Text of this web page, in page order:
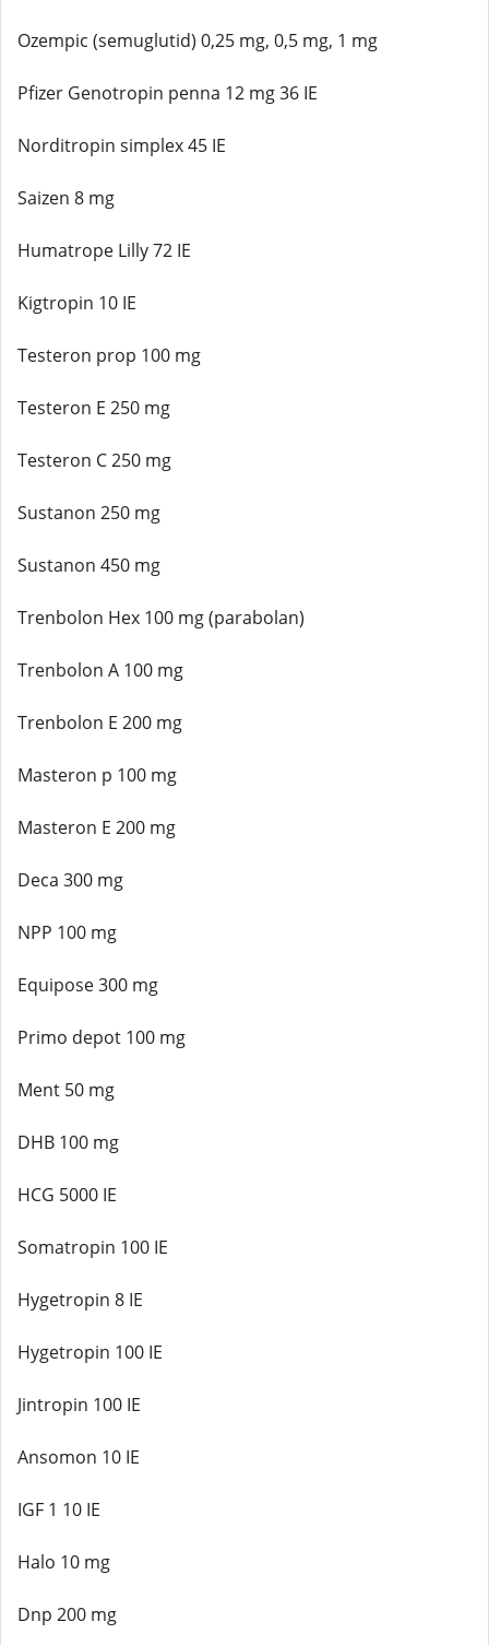
Ozempic (semuglutid) 0,25 mg, 0,5 mg, 1 mg
Pfizer Genotropin penna 12 mg 36 IE
Norditropin simplex 45 IE
Saizen 8 mg
Humatrope Lilly 72 IE
Kigtropin 10 IE
Testeron prop 100 mg
Testeron E 250 mg
Testeron C 250 mg
Sustanon 250 mg
Sustanon 450 mg
Trenbolon Hex 100 mg (parabolan)
Trenbolon A 100 mg
Trenbolon E 200 mg
Masteron p 100 mg
Masteron E 200 mg
Deca 300 mg
NPP 100 mg
Equipose 300 mg
Primo depot 100 mg
Ment 50 mg
DHB 100 mg
HCG 5000 IE
Somatropin 100 IE
Hygetropin 8 IE
Hygetropin 100 IE
Jintropin 100 IE
Ansomon 10 IE
IGF 1 10 IE
Halo 10 mg
Dnp 200 mg